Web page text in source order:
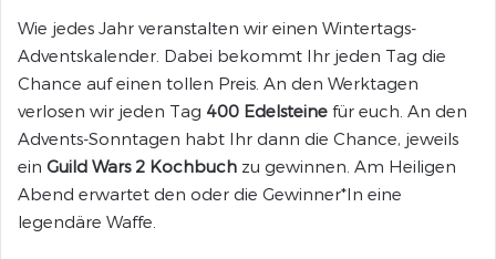
Wie jedes Jahr veranstalten wir einen Wintertags-
Adventskalender. Dabei bekommt Ihr jeden Tag die
Chance auf einen tollen Preis. An den Werktagen
verlosen wir jeden Tag 400 Edelsteine für euch. An den
Advents-Sonntagen habt Ihr dann die Chance, jeweils
ein Guild Wars 2 Kochbuch zu gewinnen. Am Heiligen
Abend erwartet den oder die Gewinner*In eine
legendäre Waffe.